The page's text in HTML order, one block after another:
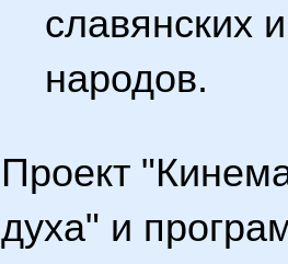
славянских
народов.
Проект
духа" и